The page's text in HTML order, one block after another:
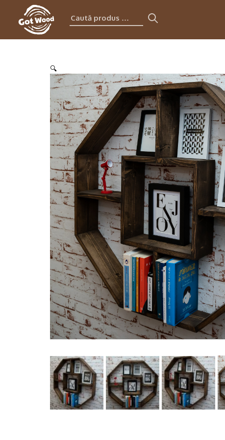
Caută
produs:
🔍